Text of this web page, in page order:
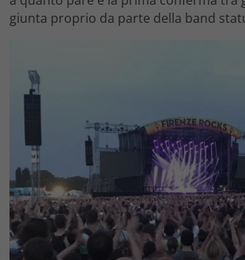
giunta proprio da parte della band